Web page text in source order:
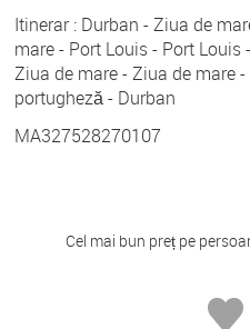
Itinerar : Durban - Ziua de
mare - Port Louis - Port
Ziua de mare - Ziua de mare
portugheză - Durban
MA327528270107
Cel mai bun preț pe